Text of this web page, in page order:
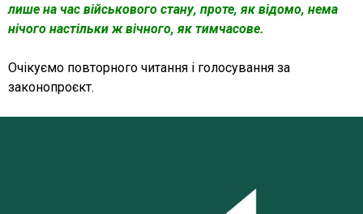
лише на час військового стану, проте, як відомо, нема
нічого настільки ж вічного, як тимчасове.
Очікуємо повторного читання і голосування за
законопроєкт.